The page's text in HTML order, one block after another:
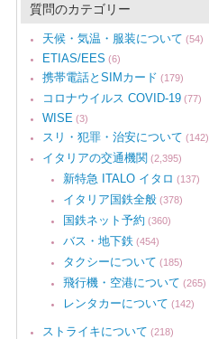
質問のカテゴリー
天候・気温・服装について (54)
ETIAS/EES (6)
携帯電話とSIMカード (179)
コロナウイルス COVID-19 (77)
WISE (3)
スリ・犯罪・治安について (142)
イタリアの交通機関 (2,395)
新特急 ITALO イタロ (137)
イタリア国鉄全般 (378)
国鉄ネット予約 (360)
バス・地下鉄 (454)
タクシーについて (185)
飛行機・空港について (265)
レンタカーについて (142)
ストライキについて (218)